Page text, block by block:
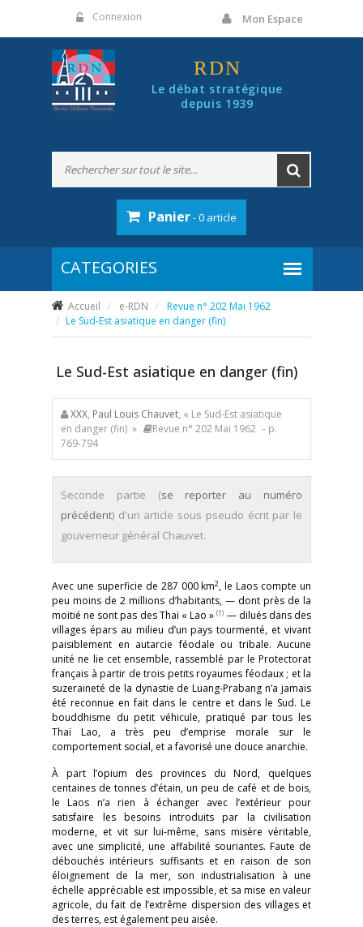
Connexion Mon Espace
RDN
Le débat stratégique
depuis 1939
Panier- 0 article
Accueil e-RDN
Revue n° 202 Mai 1962
Le Sud-Est asiatique en danger (fin)
Le Sud-Est asiatique en danger (fin)
XXX, Paul Louis Chauvet, « Le Sud-Est asiatique
en danger (fin) »
Revue n° 202 Mai 1962 - p.
769-794
Seconde partie (se reporter au numéro
précédent) d'un article sous pseudo écrit par le
gouverneur général Chauvet.
Avec une superficie de 287 000 km2, le Laos compte un
peu moins de 2 millions d’habitants, — dont près de la
moitié ne sont pas des Thaï « Lao »(1) — dilués dans des
villages épars au milieu d’un pays tourmenté, et vivant
paisiblement en autarcie féodale ou tribale. Aucune
unité ne lie cet ensemble, rassemblé par le Protectorat
français à partir de trois petits royaumes féodaux ; et la
suzeraineté de la dynastie de Luang-Prabang n’a jamais
été reconnue en fait dans le centre et dans le Sud. Le
bouddhisme du petit véhicule, pratiqué par tous les
Thaï Lao, a très peu d’emprise morale sur le
comportement social, et a favorisé une douce anarchie.
À part l’opium des provinces du Nord, quelques
centaines de tonnes d’étain, un peu de café et de bois,
le Laos n’a rien à échanger avec l’extérieur pour
satisfaire les besoins introduits par la civilisation
moderne, et vit sur lui-même, sans misère véritable,
avec une simplicité, une affabilité souriantes. Faute de
débouchés intérieurs suffisants et en raison de son
éloignement de la mer, son industrialisation à une
échelle appréciable est impossible, et sa mise en valeur
agricole, du fait de l’extrême dispersion des villages et
des terres, est également peu aisée.